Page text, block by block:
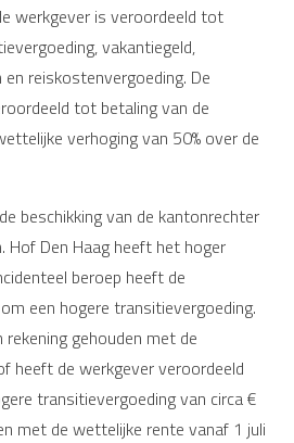
werkgever is veroordeeld tot
vakantiegeld,
reiskostenvergoeding. De
tot betaling van de
verhoging van 50% over de
beschikking van de kantonrechter
Hof Den Haag heeft het hoger
beroep heeft de
een hogere transitievergoeding.
gehouden met de
heeft de werkgever veroordeeld
transitievergoeding van circa €
met de wettelijke rente vanaf 1 juli